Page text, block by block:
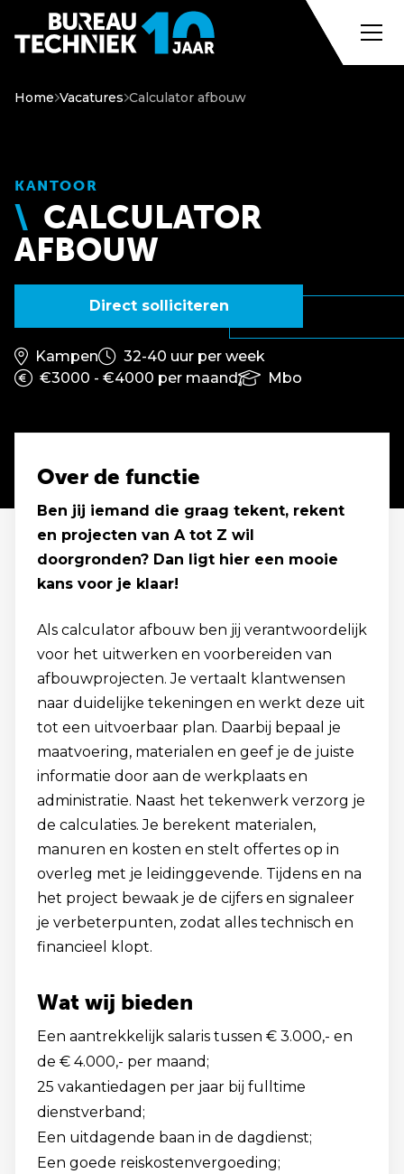
Home Vacatures Calculator afbouw
KANTOOR
CALCULATOR
AFBOUW
Direct solliciteren
Kampen
32-40 uur per week
€3000 - €4000 per maand
Mbo
Over de functie
Ben jij iemand die graag tekent, rekent
en projecten van A tot Z wil
doorgronden? Dan ligt hier een mooie
kans voor je klaar!
Als calculator afbouw ben jij verantwoordelijk
voor het uitwerken en voorbereiden van
afbouwprojecten. Je vertaalt klantwensen
naar duidelijke tekeningen en werkt deze uit
tot een uitvoerbaar plan. Daarbij bepaal je
maatvoering, materialen en geef je de juiste
informatie door aan de werkplaats en
administratie. Naast het tekenwerk verzorg je
de calculaties. Je berekent materialen,
manuren en kosten en stelt offertes op in
overleg met je leidinggevende. Tijdens en na
het project bewaak je de cijfers en signaleer
je verbeterpunten, zodat alles technisch en
financieel klopt.
Wat wij bieden
Een aantrekkelijk salaris tussen € 3.000,- en
de € 4.000,- per maand;
25 vakantiedagen per jaar bij fulltime
dienstverband;
Een uitdagende baan in de dagdienst;
Een goede reiskostenvergoeding;